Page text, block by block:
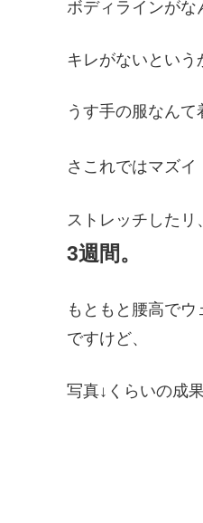
ボディラインがな
キレがないという
うす手の服なんて
さこれではマズ
ストレッチしたリ
3週間。
もともと腰高で
ですけど、
写真↓くらいの成